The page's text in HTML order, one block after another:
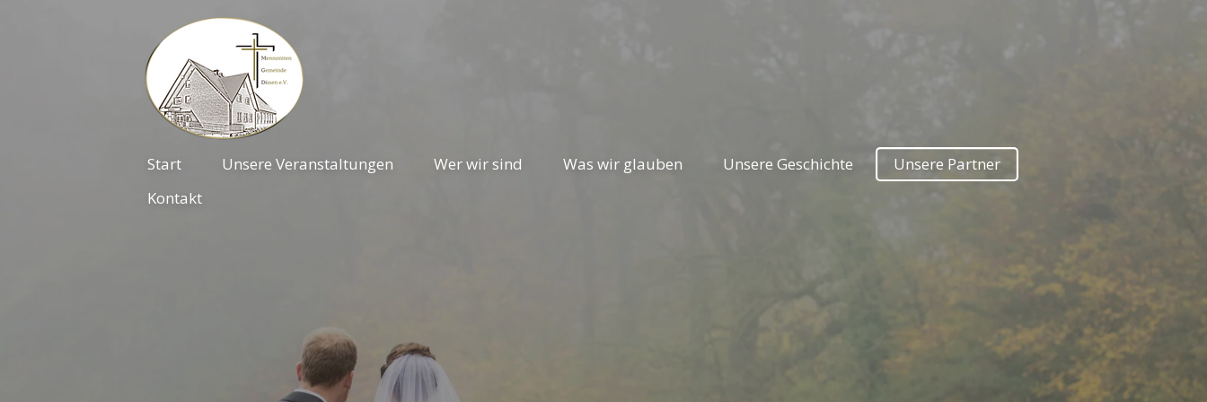
Start Unsere Veranstaltungen Wer wir sind Was wir glauben Unsere Geschichte
Unsere Partner
Kontakt